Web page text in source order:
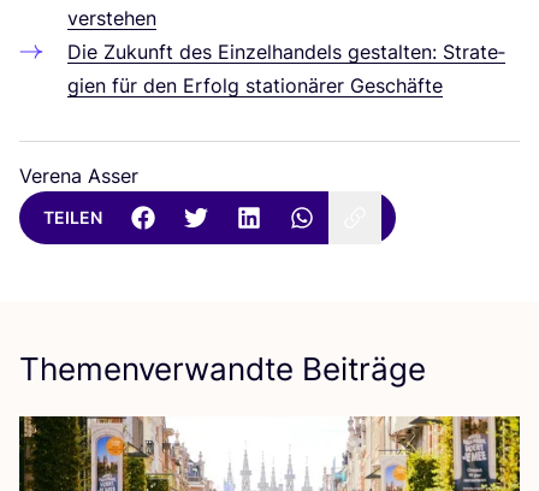
verstehen
Die Zukunft des Ein­zel­han­dels gestal­ten: Stra­te­
gien für den Erfolg sta­tio­nä­rer Geschäfte
Verena Asser
TEILEN
Themenverwandte Beiträge